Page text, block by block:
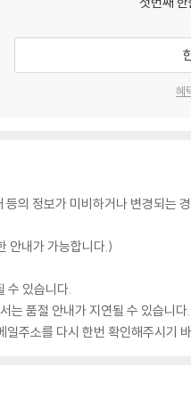
혜
의 정보가 미비하거나 변경되는
안내가 가능합니다.)
수 있습니다.
는 품절 안내가 지연될 수 있습니다.
주소를 다시 한번 확인해주시기